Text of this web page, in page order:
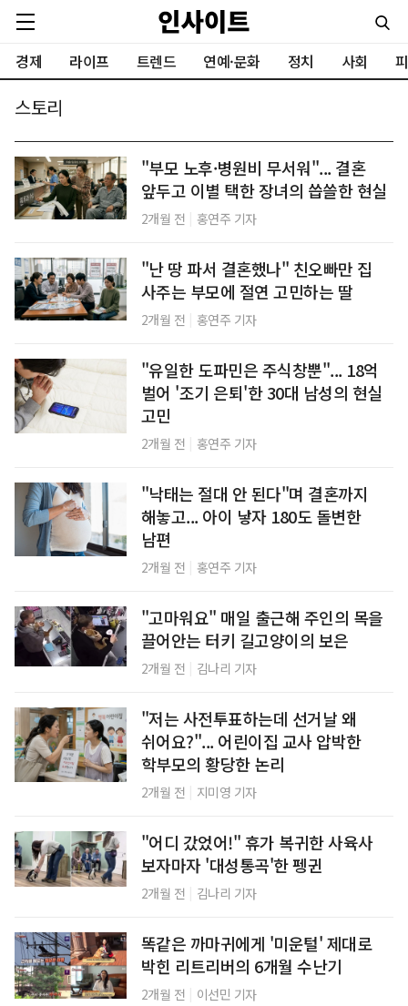
경제 라이프 트렌드 연예·문화 정치 사회
스토리
"부모 노후·병원비 무서워"... 결혼
앞두고 이별 택한 장녀의 씁쓸한 현실
2개월 전 홍연주 기자
"난 땅 파서 결혼했나" 친오빠만 집
사주는 부모에 절연 고민하는 딸
2개월 전 홍연주 기자
"유일한 도파민은 주식창뿐"... 18억
벌어 '조기 은퇴'한 30대 남성의 현실
고민
2개월 전 홍연주 기자
"낙태는 절대 안 된다"며 결혼까지
해놓고... 아이 낳자 180도 돌변한
남편
2개월 전 홍연주 기자
"고마워요" 매일 출근해 주인의 목을
끌어안는 터키 길고양이의 보은
2개월 전 김나리 기자
"저는 사전투표하는데 선거날 왜
쉬어요?"... 어린이집 교사 압박한
학부모의 황당한 논리
2개월 전 지미영 기자
"어디 갔었어!" 휴가 복귀한 사육사
보자마자 '대성통곡'한 펭귄
2개월 전 김나리 기자
똑같은 까마귀에게 '미운털' 제대로
박힌 리트리버의 6개월 수난기
2개월 전 이선민 기자